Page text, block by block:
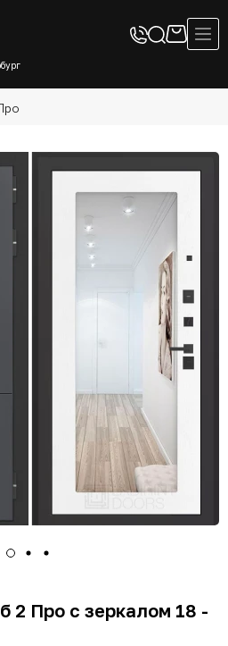
2 Про с зеркалом 18 -